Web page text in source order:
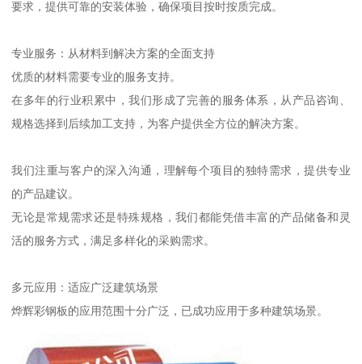
要求，提供可靠的安装体验，确保项目按时按质完成。
专业服务：从材料到解决方案的全面支持
优质的材料需要专业的服务支持。
在多年的行业积累中，我们形成了完善的服务体系，从产品咨询、
规格选择到后续加工支持，为客户提供全方位的解决方案。
我们注重与客户的深入沟通，理解每个项目的独特需求，提供专业
的产品建议。
无论是常规需求还是特殊规格，我们都能凭借丰富的产品储备和灵
活的服务方式，满足多样化的采购需求。
多元应用：适应广泛建筑场景
烨辉彩钢板的应用范围十分广泛，已成功应用于多种建筑场景。